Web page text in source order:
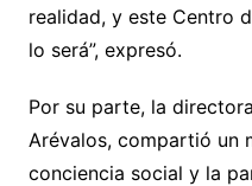
realidad, y este Centro
lo será”, expresó.
Por su parte, la
Arévalos, compartió un
conciencia social y la